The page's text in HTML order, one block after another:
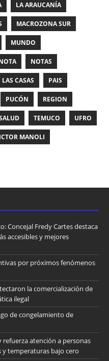
LA ARAUCANÍA
MACROZONA SUR
MUNDO
NOTAS
LAS CASAS PAIS
PUCÓN REGION
TEMUCO UFRO
MANOLI
Concejal Fredy Cartes destaca
accesibles y mejores
por próximos fenómenos
la comercialización de
ilegal
de congelamiento de
refuerza atención a personas
y temperaturas bajo cero